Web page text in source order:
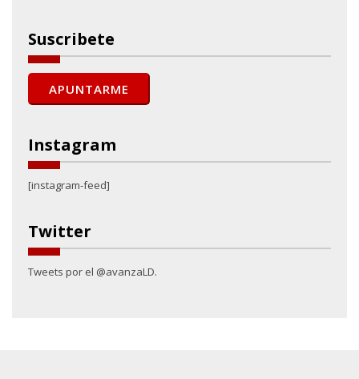
Suscribete
Instagram
[instagram-feed]
Twitter
Tweets por el @avanzaLD.